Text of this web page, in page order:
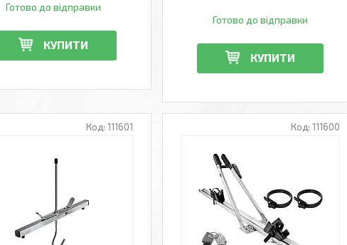
Готово до відправки
КУПИТИ
Готово до відправки
КУПИТИ
111601 111600